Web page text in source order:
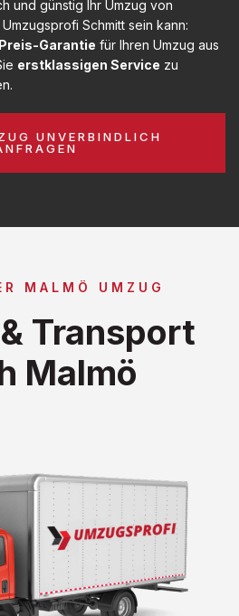
und günstig Ihr Umzug von
Schmitt sein kann:
Garantie für Ihren Umzug aus
erstklassigen Service zu
UNVERBINDLICH
MALMÖ UMZUG
Transport
Malmö